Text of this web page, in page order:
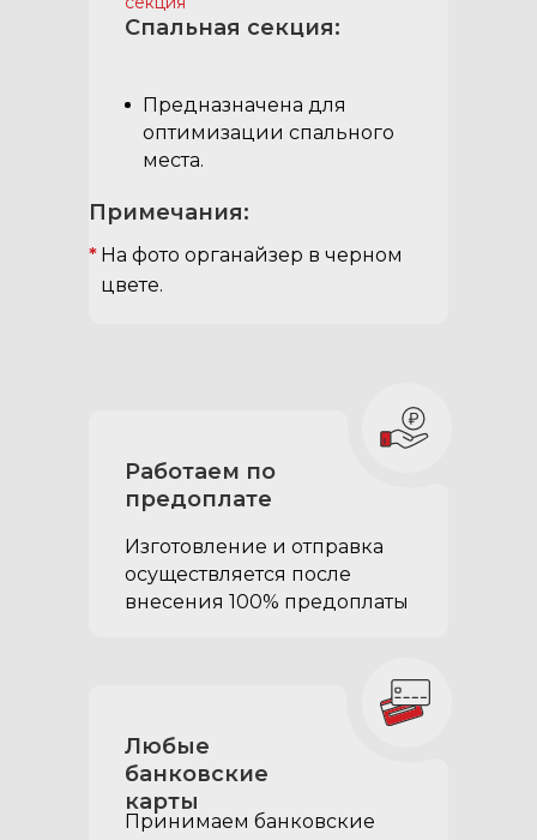
Спальная секция:
Предназначена для
оптимизации спального
места.
Примечания:
На фото органайзер в черном
цвете.
*
Работаем по
предоплате
Любые
банковские
карты
Изготовление и отправка
осуществляется после
внесения 100% предоплаты
Принимаем банковские